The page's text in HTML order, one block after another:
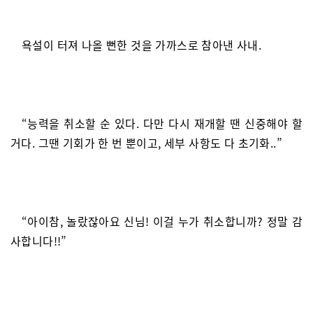
욕설이 터져 나올 뻔한 것을 가까스로 참아낸 사내.
“능력을 취소할 순 있다. 다만 다시 재개할 땐 신중해야 할
거다. 그땐 기회가 한 번 뿐이고, 세부 사항도 다 초기화..”
“아이참, 놀랐잖아요 신님! 이걸 누가 취소합니까? 정말 감
사합니다!!”